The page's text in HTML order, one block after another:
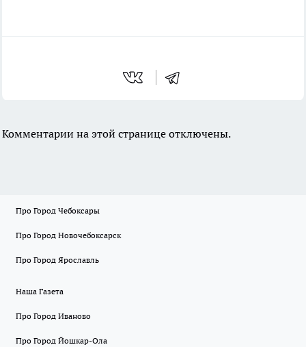
Комментарии на этой странице отключены.
Про Город Чебоксары
Про Город Новочебоксарск
Про Город Ярославль
Наша Газета
Про Город Иваново
Про Город Йошкар-Ола